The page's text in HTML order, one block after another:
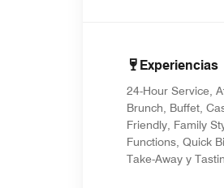
Experiencias
24-Hour Service,
Brunch, Buffet,
Friendly, Family
Functions, Quick
Take-Away y